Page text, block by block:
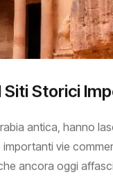
Siti Storici
antica, hanno
vie
ancora oggi